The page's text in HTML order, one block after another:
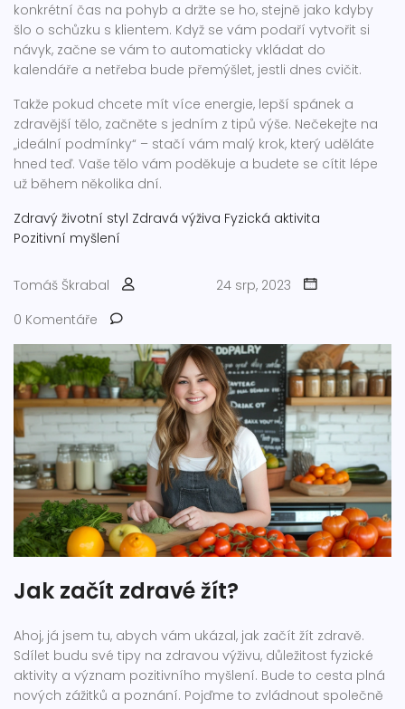
konkrétní čas na pohyb a držte se ho, stejně jako kdyby
šlo o schůzku s klientem. Když se vám podaří vytvořit si
návyk, začne se vám to automaticky vkládat do
kalendáře a netřeba bude přemýšlet, jestli dnes cvičit.
Takže pokud chcete mít více energie, lepší spánek a
zdravější tělo, začněte s jedním z tipů výše. Nečekejte na
„ideální podmínky“ – stačí vám malý krok, který uděláte
hned teď. Vaše tělo vám poděkuje a budete se cítit lépe
už během několika dní.
Zdravý životní styl Zdravá výživa Fyzická aktivita
Pozitivní myšlení
Tomáš Škrabal
24 srp, 2023
0 Komentáře
Jak začít zdravé žít?
Ahoj, já jsem tu, abych vám ukázal, jak začít žít zdravě.
Sdílet budu své tipy na zdravou výživu, důležitost fyzické
aktivity a význam pozitivního myšlení. Bude to cesta plná
nových zážitků a poznání. Pojďme to zvládnout společně